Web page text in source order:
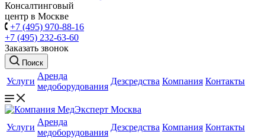
Консалтинговый
центр в Москве
+7 (495) 970-88-16
+7 (495) 232-63-60
Заказать звонок
Поиск
Услуги
Аренда
медоборудования
Дезсредства Компания Контакты
Услуги
Аренда
медоборудования
Дезсредства Компания Контакты